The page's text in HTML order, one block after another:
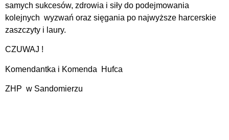
samych sukcesów, zdrowia i siły do podejmowania
kolejnych wyzwań oraz sięgania po najwyższe harcerskie
zaszczyty i laury.
CZUWAJ !
Komendantka i Komenda Hufca
ZHP w Sandomierzu